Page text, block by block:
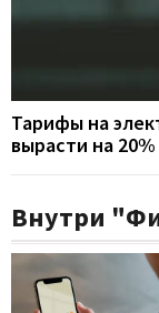
Тарифы на
вырасти на
Внутри